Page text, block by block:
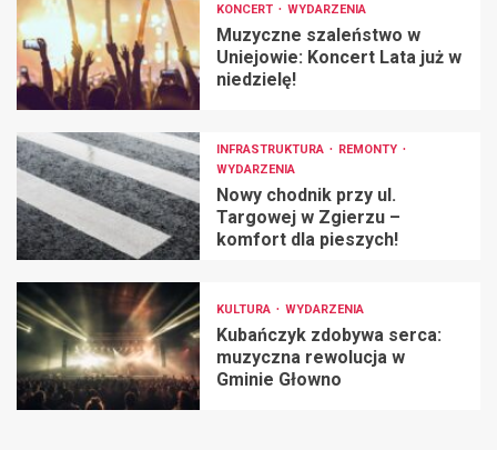
KONCERT WYDARZENIA
Muzyczne szaleństwo w
Uniejowie: Koncert Lata już w
niedzielę!
INFRASTRUKTURA
REMONTY
WYDARZENIA
Nowy chodnik przy ul.
Targowej w Zgierzu –
komfort dla pieszych!
KULTURA WYDARZENIA
Kubańczyk zdobywa serca:
muzyczna rewolucja w
Gminie Głowno